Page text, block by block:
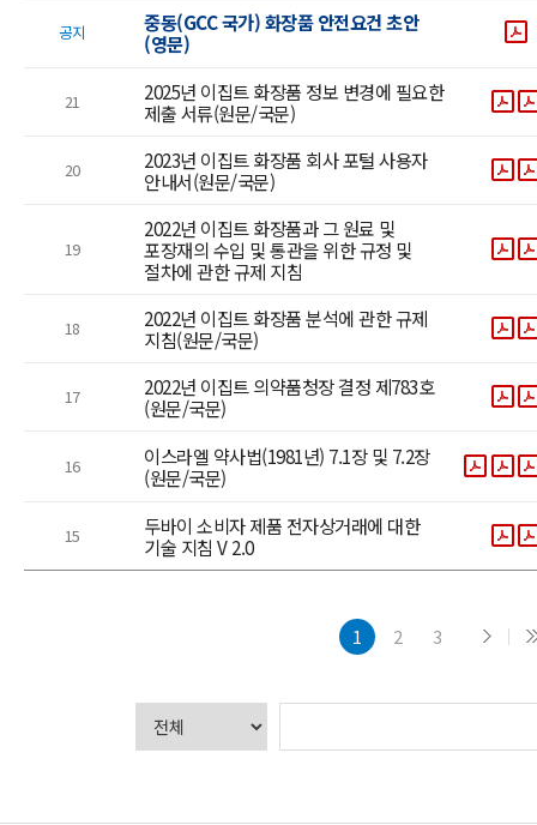
공지
중동(GCC 국가) 화장품 안전요건 초안
(영문)
21
2025년 이집트 화장품 정보 변경에 필요한
제출 서류(원문/국문)
20
2023년 이집트 화장품 회사 포털 사용자
안내서(원문/국문)
19
2022년 이집트 화장품과 그 원료 및
포장재의 수입 및 통관을 위한 규정 및
절차에 관한 규제 지침
18
2022년 이집트 화장품 분석에 관한 규제
지침(원문/국문)
17
2022년 이집트 의약품청장 결정 제783호
(원문/국문)
16
이스라엘 약사법(1981년) 7.1장 및 7.2장
(원문/국문)
15
두바이 소비자 제품 전자상거래에 대한
기술 지침 V 2.0
1 2 3